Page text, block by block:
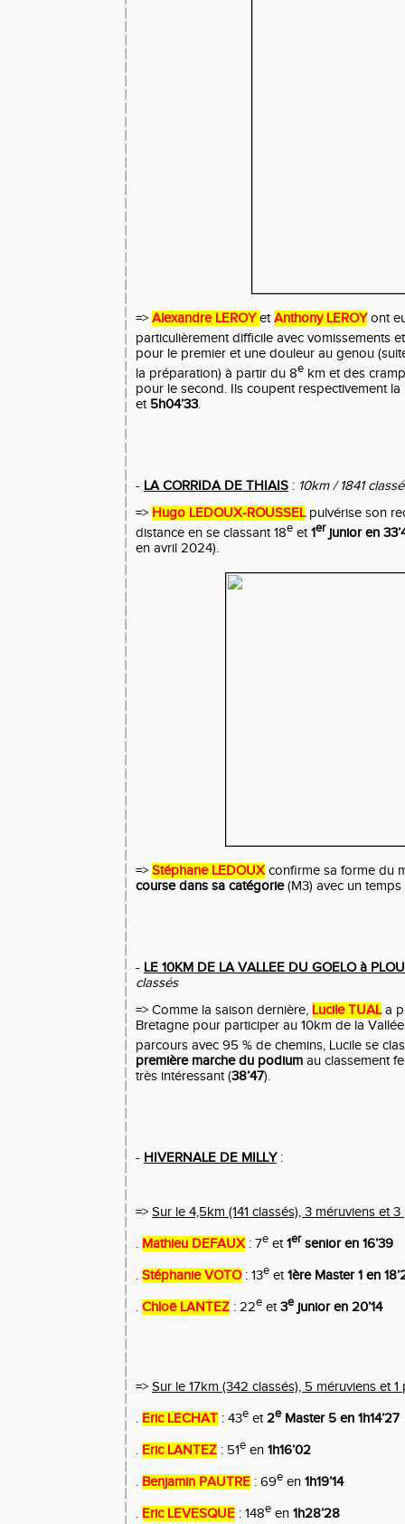
=> Alexandre LEROYetAnthony LEROYont
particulièrement difficile avec vomissements
pour le premier et une douleur au genou
la préparation) à partir du 8e km et des
pour le second. Ils coupent respectivement la
et 5h04’33.
- LA CORRIDA DE THIAIS : 10km / 1841
=> Hugo LEDOUX-ROUSSELpulvérise son
distance en se classant 18e et1er junior en
en avril 2024).
=> Stéphane LEDOUXconfirme sa forme du
course dans sa catégorie(M3) avec un
- LE 10KM DE LA VALLEE DU GOELO à
classés
=> Comme la saison dernière, Lucile TUALa
Bretagne pour participer au 10km de la
parcours avec 95 % de chemins, Lucile se
première marche du podium au classement
très intéressant (38’47).
- HIVERNALE DE MILLY:
=> Sur le 4,5km (141 classés), 3 méruviens et
. Mathieu DEFAUX: 7e et1er senior en 16’39
. Stéphanie VOTO: 13e et1ère Master 1 en
. Chloë LANTEZ : 22e et3ejunioren 20’14
=> Sur le 17km (342 classés), 5 méruviens et
. Eric LECHAT : 43e et2eMaster 5 en 1h14’27
. Eric LANTEZ : 51e en 1h16’02
. Benjamin PAUTRE : 69e en 1h19’14
. Eric LEVESQUE : 148e en 1h28’28